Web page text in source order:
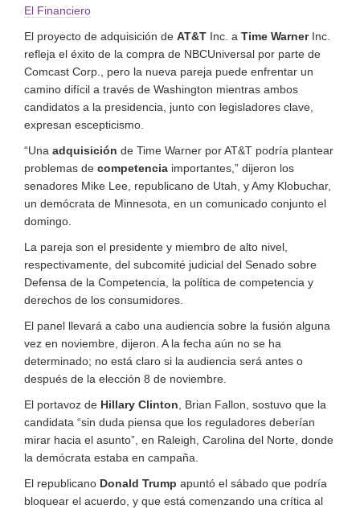
El Financiero
El proyecto de adquisición de AT&T Inc. a Time Warner Inc.
refleja el éxito de la compra de NBCUniversal por parte de
Comcast Corp., pero la nueva pareja puede enfrentar un
camino difícil a través de Washington mientras ambos
candidatos a la presidencia, junto con legisladores clave,
expresan escepticismo.
“Una adquisición de Time Warner por AT&T podría plantear
problemas de competencia importantes,” dijeron los
senadores Mike Lee, republicano de Utah, y Amy Klobuchar,
un demócrata de Minnesota, en un comunicado conjunto el
domingo.
La pareja son el presidente y miembro de alto nivel,
respectivamente, del subcomité judicial del Senado sobre
Defensa de la Competencia, la política de competencia y
derechos de los consumidores.
El panel llevará a cabo una audiencia sobre la fusión alguna
vez en noviembre, dijeron. A la fecha aún no se ha
determinado; no está claro si la audiencia será antes o
después de la elección 8 de noviembre.
El portavoz de Hillary Clinton, Brian Fallon, sostuvo que la
candidata “sin duda piensa que los reguladores deberían
mirar hacia el asunto”, en Raleigh, Carolina del Norte, donde
la demócrata estaba en campaña.
El republicano Donald Trump apuntó el sábado que podría
bloquear el acuerdo, y que está comenzando una crítica al